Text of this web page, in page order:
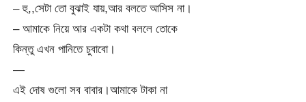
– হু,,সেটা তো বুঝাই যায়,আর বলতে আসিস না।
– আমাকে নিয়ে আর একটা কথা বললে তোকে
কিন্তু এখন পানিতে চুবাবো।
—
এই দোষ গুলো সব বাবার।আমাকে টাকা না